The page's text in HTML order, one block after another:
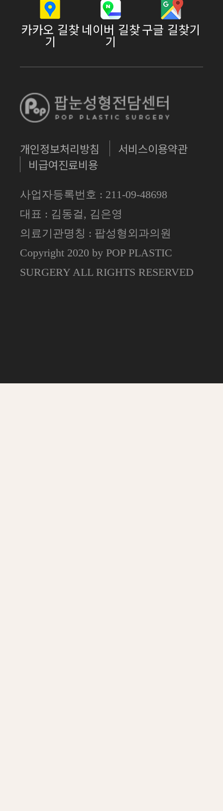
카카오 길찾
기
네이버 길찾
기
구글 길찾기
개인정보처리방침
서비스이용약관
비급여진료비용
사업자등록번호 : 211-09-48698
대표 : 김동걸, 김은영
의료기관명칭 : 팝성형외과의원
Copyright 2020 by POP PLASTIC
SURGERY ALL RIGHTS RESERVED